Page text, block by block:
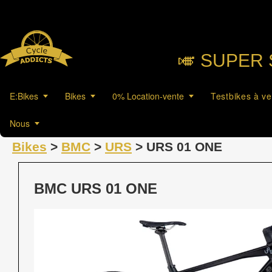
🎺︎ SUPER
E:Bikes Bikes 0% Location-vente Testbikes à
Nous
Bikes > BMC > URS > URS 01 ONE
BMC URS 01 ONE